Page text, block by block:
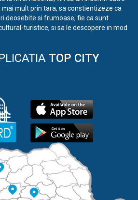
mult prin tara, sa constientizeze ca
deosebite si frumoase, fie ca sunt
turistice, si sa le descopere in mod
TOP CITY